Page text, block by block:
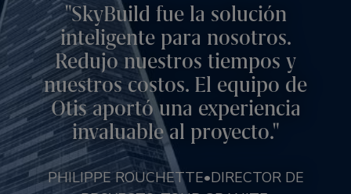
SkyBuild fue la solución
inteligente para nosotros.
Redujo nuestros tiempos y
nuestros costos. El equipo de
Otis aportó una experiencia
invaluable al proyecto.
PHILIPPE ROUCHETTE•DIRECTOR DE